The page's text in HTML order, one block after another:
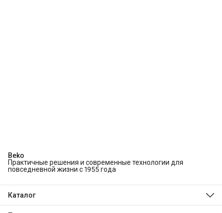
Beko
Практичные решения и современные технологии для
повседневной жизни с 1955 года
Каталог